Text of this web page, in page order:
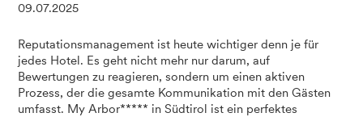
09.07.2025
Reputationsmanagement ist heute wichtiger denn je für
jedes Hotel. Es geht nicht mehr nur darum, auf
Bewertungen zu reagieren, sondern um einen aktiven
Prozess, der die gesamte Kommunikation mit den Gästen
umfasst. My Arbor***** in Südtirol ist ein perfektes